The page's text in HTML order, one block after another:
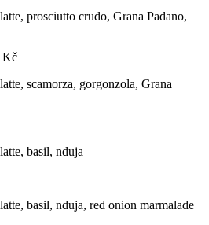
prosciutto crudo, Grana Padano,
Kč
scamorza, gorgonzola, Grana
basil, nduja
basil, nduja, red onion marmalade